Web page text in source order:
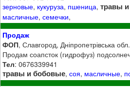
зерновые, кукуруза, пшеница,травы
масличные,семечки,
Продаж
ФОП, Славгород, Дніпропетрівська обл.
Продам соапсток (гидрофуз)
Тел: 0676339941
травы и бобовые,соя, масличные,